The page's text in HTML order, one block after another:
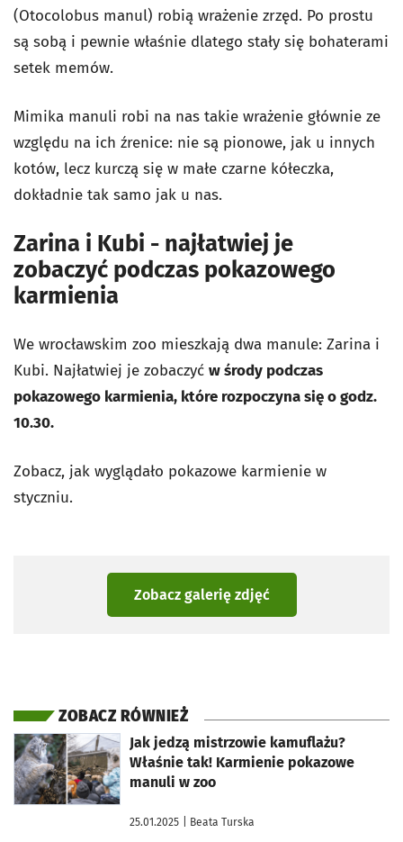
(Otocolobus manul) robią wrażenie zrzęd. Po prostu
są sobą i pewnie właśnie dlatego stały się bohaterami
setek memów.
Mimika manuli robi na nas takie wrażenie głównie ze
względu na ich źrenice: nie są pionowe, jak u innych
kotów, lecz kurczą się w małe czarne kółeczka,
dokładnie tak samo jak u nas.
Zarina i Kubi - najłatwiej je
zobaczyć podczas pokazowego
karmienia
We wrocławskim zoo mieszkają dwa manule: Zarina i
Kubi. Najłatwiej je zobaczyć w środy podczas
pokazowego karmienia, które rozpoczyna się o godz.
10.30.
Zobacz, jak wyglądało pokazowe karmienie w
styczniu.
Zobacz galerię zdjęć
ZOBACZ RÓWNIEŻ
Jak jedzą mistrzowie kamuflażu?
Właśnie tak! Karmienie pokazowe
manuli w zoo
25.01.2025 | Beata Turska
otworzy się w nowej karcie